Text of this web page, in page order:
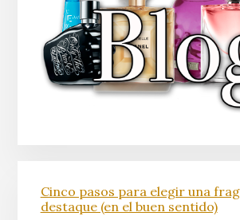
Cinco pasos para elegir una
destaque (en el buen sentido)